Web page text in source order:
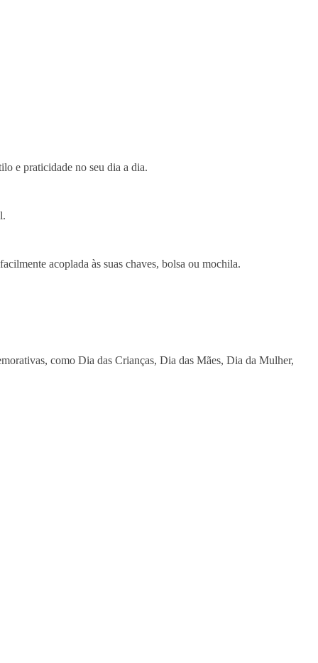
e praticidade no seu dia a dia.
acoplada às suas chaves, bolsa ou mochila.
como Dia das Crianças, Dia das Mães, Dia da Mulher,